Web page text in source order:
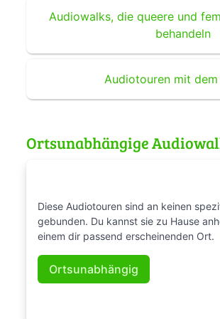
Audiowalks, die queere und
behandeln
Audiotouren mit dem
Ortsunabhängige
Diese Audiotouren sind an keinen
gebunden. Du kannst sie zu Hause
einem dir passend erscheinenden Ort.
Ortsunabhängig